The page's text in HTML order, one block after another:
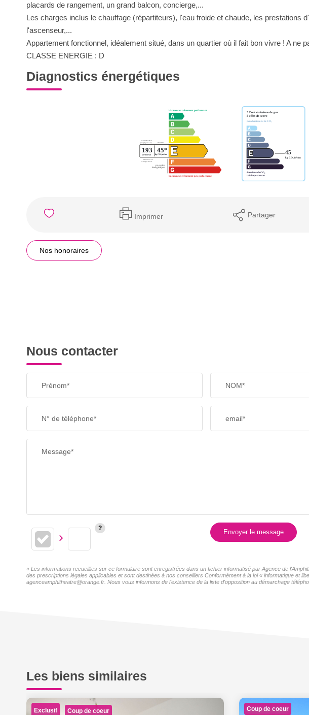
placards de rangement, un grand balcon, concierge,...
Les charges inclus le chauffage (répartiteurs), l'eau froide et chaude, les prestations
l'ascenseur,...
Appartement fonctionnel, idéalement situé, dans un quartier où il fait bon vivre ! A ne
CLASSE ENERGIE : D
Diagnostics énergétiques
Imprimer Partager
Nos honoraires
Nous contacter
Prénom* NOM*
N° de téléphone* email*
Message*
Envoyer le message
« Les informations recueillies sur ce formulaire sont enregistrées dans un fichier informatisé par Agence de
des prescriptions légales applicables et sont destinées à nos conseillers Conformément à la loi « informatique
agenceamphitheatre@orange.fr. Nous vous informons de l'existence de la liste d'opposition au démarchage
Les biens similaires
Exclusif Coup de coeur Coup de coeur